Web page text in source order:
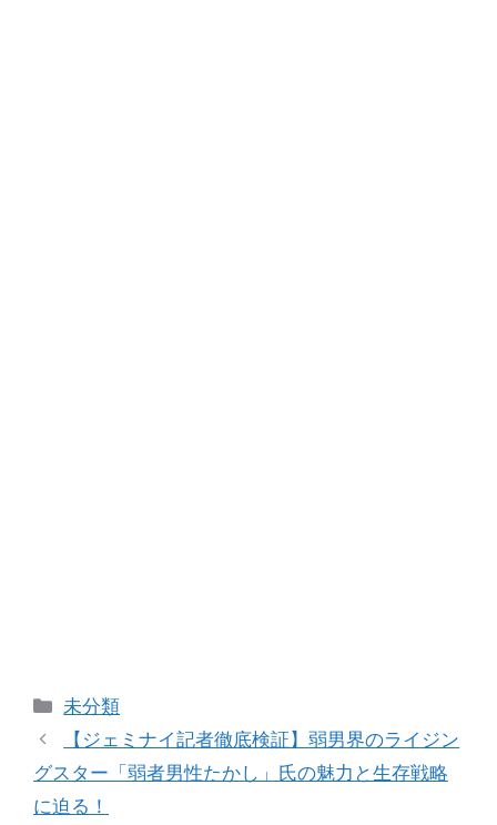
カ
テ
リ
ー
未分類
【ジェミナイ記者徹底検証】弱男界のライジン
グスター「弱者男性たかし」氏の魅力と生存戦略
に迫る！